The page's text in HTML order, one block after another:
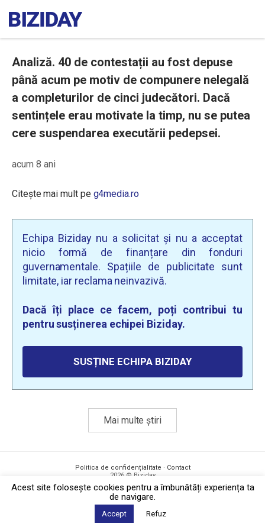
Analiză. 40 de contestații au fost depuse
până acum pe motiv de compunere nelegală
a completurilor de cinci judecători. Dacă
sentințele erau motivate la timp, nu se putea
cere suspendarea executării pedepsei.
acum 8 ani
Citește mai mult pe g4media.ro
Echipa Biziday nu a solicitat și nu a acceptat
nicio formă de finanțare din fonduri
guvernamentale. Spațiile de publicitate sunt
limitate, iar reclama neinvazivă.
Dacă îți place ce facem, poți contribui tu
pentru susținerea echipei Biziday.
SUSȚINE ECHIPA BIZIDAY
Mai multe știri
Politica de confidențialitate · Contact
2026 © Biziday
Acest site foloseşte cookies pentru a îmbunătăți experiența ta
de navigare.
Accept Refuz